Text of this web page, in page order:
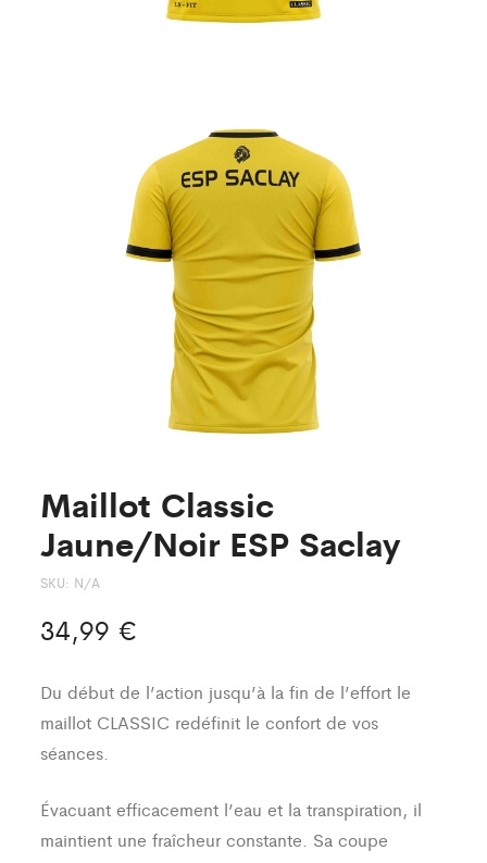
Maillot Classic
Jaune/Noir ESP Saclay
SKU: N/A
34,99 €
Du début de l’action jusqu’à la fin de l’effort le
maillot CLASSIC redéfinit le confort de vos
séances.
Évacuant efficacement l’eau et la transpiration, il
maintient une fraîcheur constante. Sa coupe